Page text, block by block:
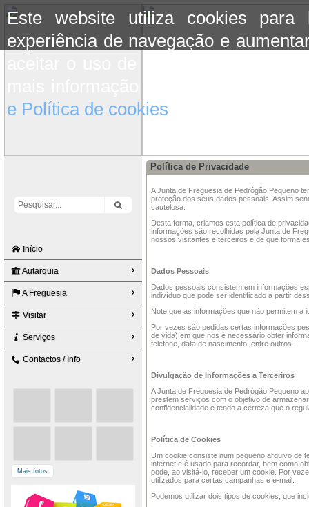
Este website utiliza cookies para
experiência de navegação e
e Política de cookies
Início
Autarquia
A Freguesia
Visitar
Serviços
Contactos / Info
Mais fotos
Política de Privacidade
A Junta de Freguesia de Pedrógão Pequeno
proteção dos seus dados pessoais. Assim
cautelosa.
Desta forma, criamos esta política de
informações são recolhidas pela Junta de
nossos visitantes e terceiros e de que forma
Dados Pessoais
Dados pessoais consistem em informações
indivíduo que pode ser identificado a partir
Note que as informações que não permitem a
Por vezes são pedidas certas informações
de vida) em que nos é necessário obter
telefone, data de nascimento, entre outros.
Divulgação de Informações a Terceriros
A Junta de Freguesia de Pedrógão Pequeno
prestem serviços com o objetivo de
confidencialidade e tendo a certeza que o
Política de Cookies
Um cookie consiste num pequeno arquivo de
internet e é usado para recordar, bem como
pode, ao visitá-lo, receber um cookie. Por
utilizados para certas campanhas e e-mail.
Podemos utilizar dois tipos de cookies, que